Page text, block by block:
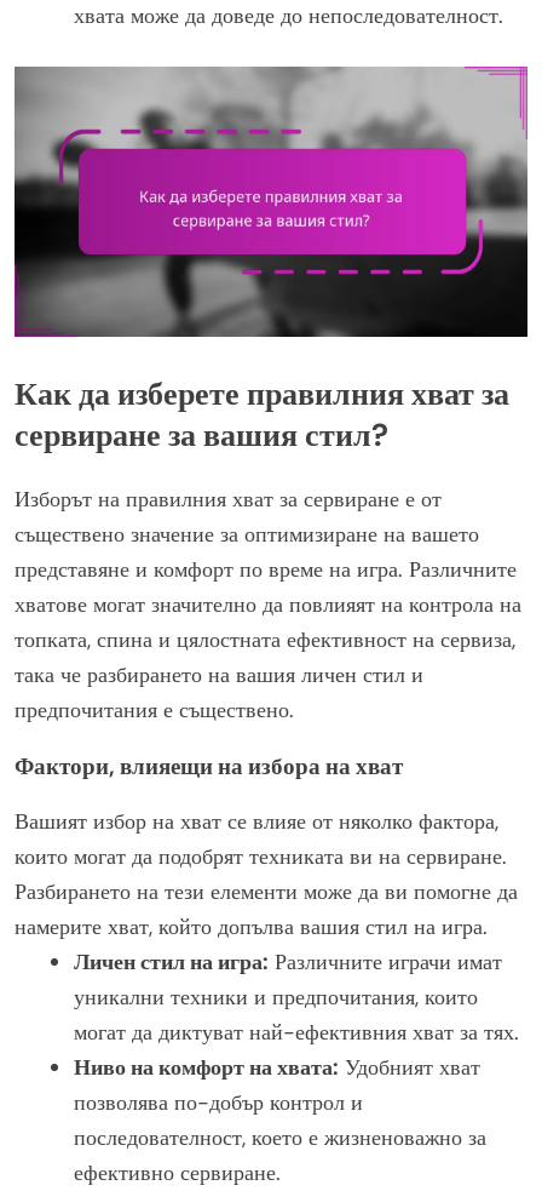
хвата може да доведе до непоследователност.
Как да изберете правилния хват за
сервиране за вашия стил?
Изборът на правилния хват за сервиране е от
съществено значение за оптимизиране на вашето
представяне и комфорт по време на игра. Различните
хватове могат значително да повлияят на контрола на
топката, спина и цялостната ефективност на сервиза,
така че разбирането на вашия личен стил и
предпочитания е съществено.
Фактори, влияещи на избора на хват
Вашият избор на хват се влияе от няколко фактора,
които могат да подобрят техниката ви на сервиране.
Разбирането на тези елементи може да ви помогне да
намерите хват, който допълва вашия стил на игра.
Личен стил на игра: Различните играчи имат
уникални техники и предпочитания, които
могат да диктуват най-ефективния хват за тях.
Ниво на комфорт на хвата: Удобният хват
позволява по-добър контрол и
последователност, което е жизненоважно за
ефективно сервиране.